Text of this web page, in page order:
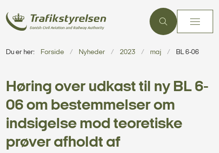
Du er her: Forside Nyheder 2023 maj BL 6-06
Høring over udkast til ny BL 6-
06 om bestemmelser om
indsigelse mod teoretiske
prøver afholdt af